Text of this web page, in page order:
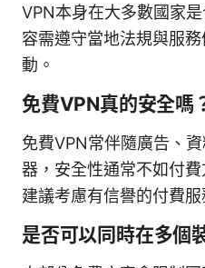
VPN本身在大多數國家
容需遵守當地法規與服
動。
免費VPN真的安全嗎
免費VPN常伴隨廣告、
器，安全性通常不如付
建議考慮有信譽的付費服
是否可以同時在多個